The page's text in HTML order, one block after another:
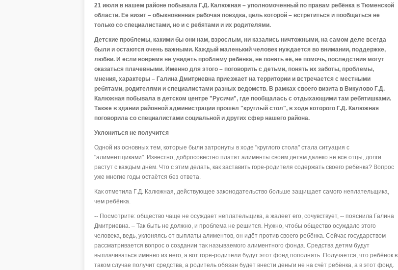
21 июля в нашем районе побывала Г.Д. Калюжная – уполномоченный по правам ребёнка в Тюменской
области. Её визит – обыкновенная рабочая поездка, цель которой – встретиться и пообщаться не
только со специалистами, но и с ребятами и их родителями.
Детские проблемы, какими бы они нам, взрослым, ни казались ничтожными, на самом деле всегда
были и остаются очень важными. Каждый маленький человек нуждается во внимании, поддержке,
любви. И если вовремя не увидеть проблему ребёнка, не понять её, не помочь, последствия могут
оказаться плачевными. Именно для этого – поговорить с детьми, понять их заботы, проблемы,
мнения, характеры – Галина Дмитриевна приезжает на территории и встречается с местными
ребятами, родителями и специалистами разных ведомств. В рамках своего визита в Викулово Г.Д.
Калюжная побывала в детском центре "Русичи", где пообщалась с отдыхающими там ребятишками.
Также в здании районной администрации прошёл "круглый стол", в ходе которого Г.Д. Калюжная
поговорила со специалистами социальной и других сфер нашего района.
Уклониться не получится
Одной из основных тем, которые были затронуты в ходе "круглого стола" стала ситуация с
"алиментщиками". Известно, добросовестно платят алименты своим детям далеко не все отцы, долги
растут с каждым днём. Что с этим делать, как заставить горе-родителя содержать своего ребёнка? Вопрос
уже многие годы остаётся без ответа.
Как отметила Г.Д. Калюжная, действующее законодательство больше защищает самого неплательщика,
чем ребёнка.
-- Посмотрите: общество чаще не осуждает неплательщика, а жалеет его, сочувствует, -- пояснила Галина
Дмитриевна. – Так быть не должно, и проблема не решится. Нужно, чтобы общество осуждало этого
человека, ведь, уклоняясь от выплаты алиментов, он идёт против своего ребёнка. Сейчас государством
рассматривается вопрос о создании так называемого алиментного фонда. Средства детям будут
выплачиваться именно из него, а вот горе-родители будут этот фонд пополнять. Получается, что ребёнок в
таком случае получит средства, а родитель обязан будет внести деньги не на счёт ребёнка, а в этот фонд.